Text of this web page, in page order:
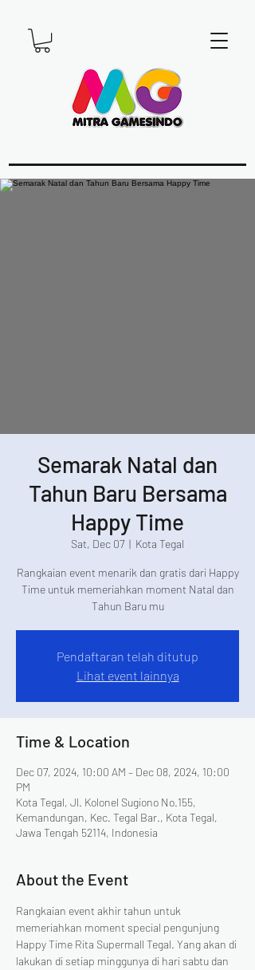
Semarak Natal dan
Tahun Baru Bersama
Happy Time
Sat, Dec 07
  |
Kota Tegal
Rangkaian event menarik dan gratis dari Happy
Time untuk memeriahkan moment Natal dan
Tahun Baru mu
Pendaftaran telah ditutup
Lihat event lainnya
Time & Location
Dec 07, 2024, 10:00 AM – Dec 08, 2024, 10:00
PM
Kota Tegal, Jl. Kolonel Sugiono No.155,
Kemandungan, Kec. Tegal Bar., Kota Tegal,
Jawa Tengah 52114, Indonesia
About the Event
Rangkaian event akhir tahun untuk
memeriahkan moment special pengunjung
Happy Time Rita Supermall Tegal. Yang akan di
lakukan di setiap minggunya di hari sabtu dan